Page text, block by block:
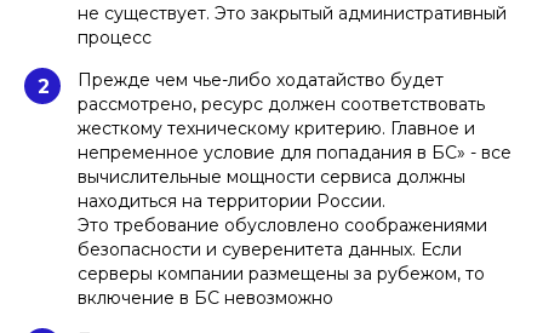
не существует. Это закрытый административный
процесс
2
Прежде чем чье-либо ходатайство будет
рассмотрено, ресурс должен соответствовать
жесткому техническому критерию. Главное и
непременное условие для попадания в БС» - все
вычислительные мощности сервиса должны
находиться на территории России.
Это требование обусловлено соображениями
безопасности и суверенитета данных. Если
серверы компании размещены за рубежом, то
включение в БС невозможно